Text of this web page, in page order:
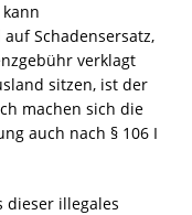
Schadensersatz,
verklagt
sitzen, ist der
machen sich die
auch nach § 106 I
dieser illegales